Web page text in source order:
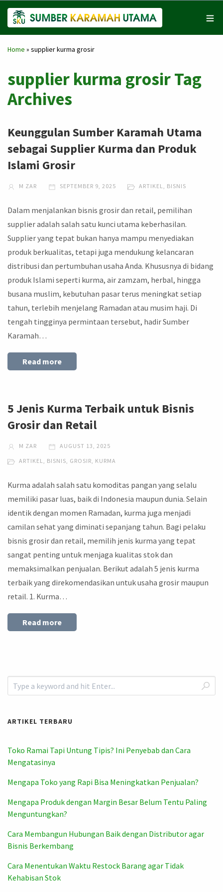
Home » supplier kurma grosir
supplier kurma grosir Tag
Archives
Keunggulan Sumber Karamah Utama
sebagai Supplier Kurma dan Produk
Islami Grosir
M ZAR SEPTEMBER 9, 2025 ARTIKEL, BISNIS
Dalam menjalankan bisnis grosir dan retail, pemilihan
supplier adalah salah satu kunci utama keberhasilan.
Supplier yang tepat bukan hanya mampu menyediakan
produk berkualitas, tetapi juga mendukung kelancaran
distribusi dan pertumbuhan usaha Anda. Khususnya di bidang
produk Islami seperti kurma, air zamzam, herbal, hingga
busana muslim, kebutuhan pasar terus meningkat setiap
tahun, terlebih menjelang Ramadan atau musim haji. Di
tengah tingginya permintaan tersebut, hadir Sumber
Karamah…
Read more
5 Jenis Kurma Terbaik untuk Bisnis
Grosir dan Retail
M ZAR AUGUST 13, 2025
ARTIKEL, BISNIS, GROSIR, KURMA
Kurma adalah salah satu komoditas pangan yang selalu
memiliki pasar luas, baik di Indonesia maupun dunia. Selain
identik dengan momen Ramadan, kurma juga menjadi
camilan sehat yang diminati sepanjang tahun. Bagi pelaku
bisnis grosir dan retail, memilih jenis kurma yang tepat
sangat penting untuk menjaga kualitas stok dan
memaksimalkan penjualan. Berikut adalah 5 jenis kurma
terbaik yang direkomendasikan untuk usaha grosir maupun
retail. 1. Kurma…
Read more
ARTIKEL TERBARU
Toko Ramai Tapi Untung Tipis? Ini Penyebab dan Cara
Mengatasinya
Mengapa Toko yang Rapi Bisa Meningkatkan Penjualan?
Mengapa Produk dengan Margin Besar Belum Tentu Paling
Menguntungkan?
Cara Membangun Hubungan Baik dengan Distributor agar
Bisnis Berkembang
Cara Menentukan Waktu Restock Barang agar Tidak
Kehabisan Stok